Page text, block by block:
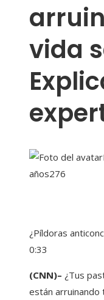
vida
años276
¿Píldoras
0:33
(CNN)– ¿Tus
están arruinando